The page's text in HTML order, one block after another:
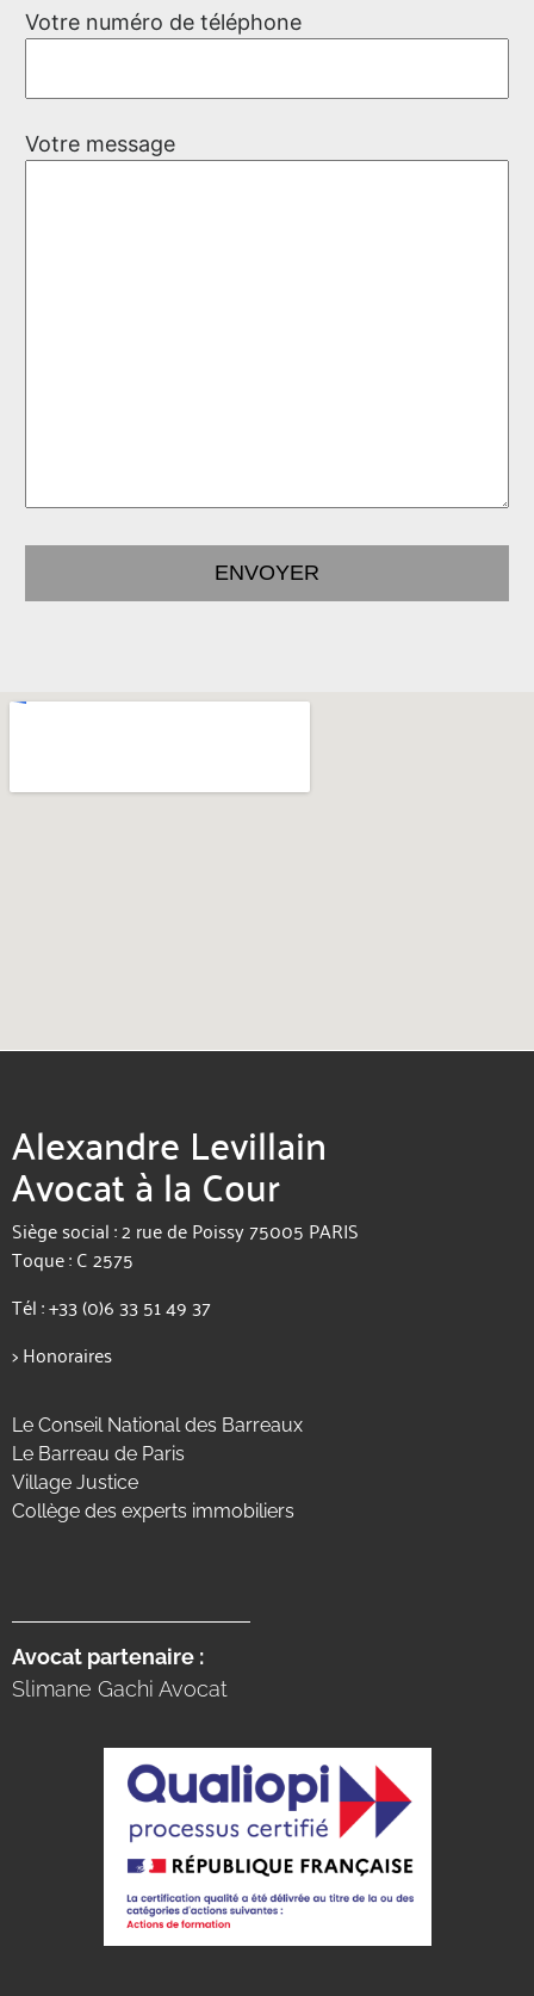
Votre numéro de téléphone
Votre message
Alexandre Levillain
Avocat à la Cour
Siège social : 2 rue de Poissy 75005 PARIS
Toque : C 2575
Tél :+33 (0)6 33 51 49 37
>Honoraires
Le Conseil National des Barreaux
Le Barreau de Paris
Village Justice
Collège des experts immobiliers
Avocat partenaire :
Slimane Gachi Avocat